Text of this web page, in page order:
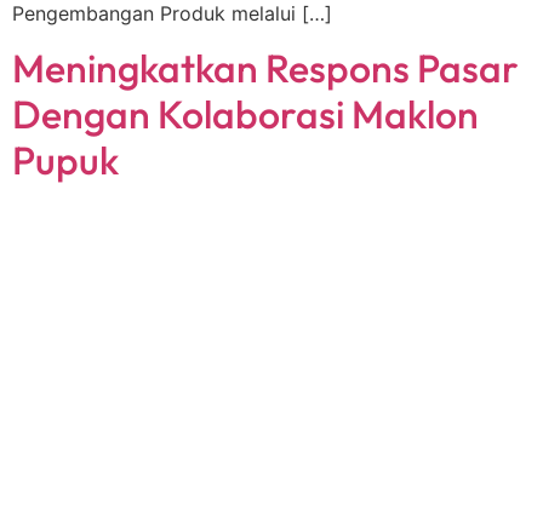
Pengembangan Produk melalui […]
Meningkatkan Respons Pasar
Dengan Kolaborasi Maklon
Pupuk